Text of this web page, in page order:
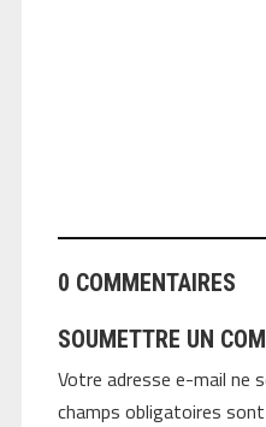
0 COMMENTAIRES
SOUMETTRE UN
Votre adresse e-mail ne
champs obligatoires